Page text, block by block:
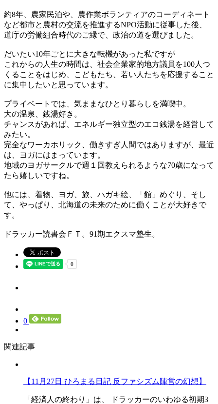
約8年、農家民泊や、農作業ボランティアのコーディネート
など都市と農村の交流を推進するNPO活動に従事した後、
道庁の労働組合時代のご縁で、政治の道を選びました。
だいたい10年ごとに大きな転機があった私ですが
これからの人生の時間は、社会企業家的地方議員を100人つ
くることをはじめ、こどもたち、若い人たちを応援すること
に集中したいと思っています。
プライベートでは、気ままなひとり暮らしを満喫中。
大の温泉、銭湯好き。
チャンスがあれば、エネルギー独立型のエコ銭湯を経営して
みたい。
完全なワーカホリック、働きすぎ人間ではありますが、最近
は、ヨガにはまっています。
地域のヨガサークルで週１回教えられるような70歳になって
たら嬉しいですね。
他には、着物、ヨガ、旅、ハガキ絵、「館」めぐり、そし
て、やっぱり、北海道の未来のために働くことが大好きで
す。
ドラッカー読書会ＦＴ。91期エクスマ塾生。
0
関連記事
【11月27日 ひろまる日記 反ファシズム陣営の幻想】
「経済人の終わり」は、 ドラッカーのいわゆる初期3